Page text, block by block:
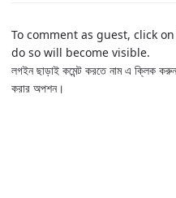
To comment as guest, click
do so will become visible.
লগইন ছাড়াই কমেন্ট করতে নাম এ ক্লিক
করার অপশন।